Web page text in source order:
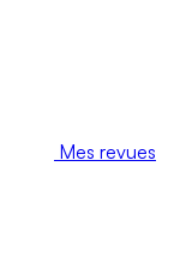
Mes revues